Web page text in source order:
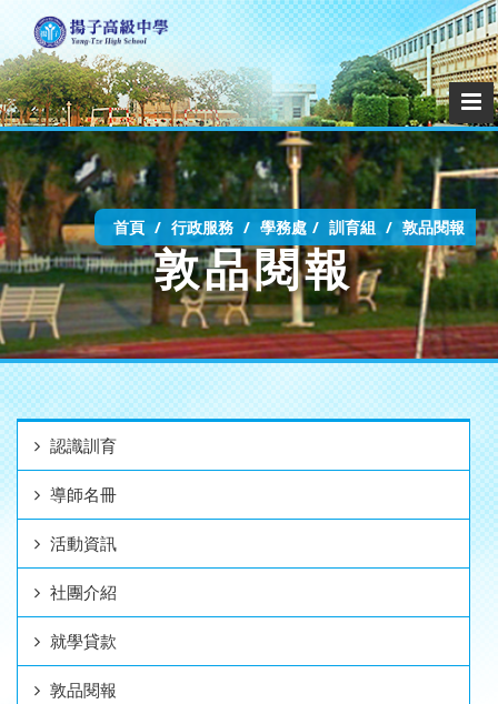
首頁 行政服務 學務處 訓育組 敦品閱報
敦品閱報
認識訓育
導師名冊
活動資訊
社團介紹
就學貸款
敦品閱報